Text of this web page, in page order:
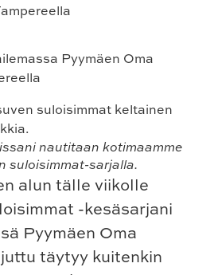
nautitaan kotimaamme
suloisimmat-sarjalla.
alun tälle viikolle
-kesäsarjani
Pyymäen Oma
täytyy kuitenkin